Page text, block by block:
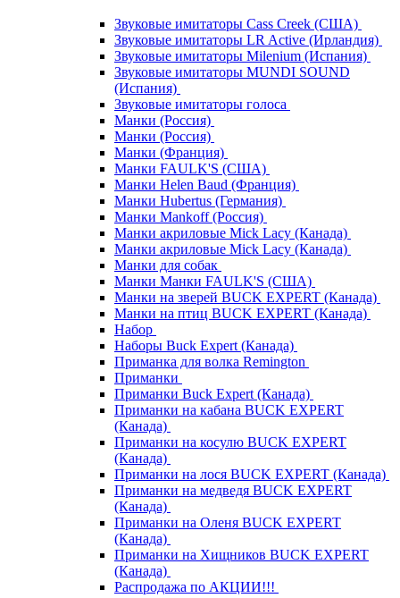
Звуковые имитаторы Cass Creek (США)
Звуковые имитаторы LR Active (Ирландия)
Звуковые имитаторы Milenium (Испания)
Звуковые имитаторы MUNDI SOUND
(Испания)
Звуковые имитаторы голоса
Манки (Россия)
Манки (Россия)
Манки (Франция)
Манки FAULK'S (США)
Манки Helen Baud (Франция)
Манки Hubertus (Германия)
Манки Mankoff (Россия)
Манки акриловые Mick Lacy (Канада)
Манки акриловые Mick Lacy (Канада)
Манки для собак
Манки Манки FAULK'S (США)
Манки на зверей BUCK EXPERT (Канада)
Манки на птиц BUCK EXPERT (Канада)
Набор
Наборы Buck Expert (Канада)
Приманка для волка Remington
Приманки
Приманки Buck Expert (Канада)
Приманки на кабана BUCK EXPERT
(Канада)
Приманки на косулю BUCK EXPERT
(Канада)
Приманки на лося BUCK EXPERT (Канада)
Приманки на медведя BUCK EXPERT
(Канада)
Приманки на Оленя BUCK EXPERT
(Канада)
Приманки на Хищников BUCK EXPERT
(Канада)
Распродажа по АКЦИИ!!!